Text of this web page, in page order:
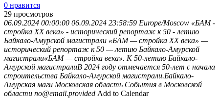
0 нравится
29 просмотров
06.09.2024 00:00:00 06.09.2024 23:58:59 Europe/Moscow «БАМ -
стройка ХХ века» - исторический репортаж к 50 - летию
Байкало-Амурской магистрали «БАМ — стройка ХХ века» —
исторический репортаж к 50 — летию Байкало-Амурской
магистрали«БАМ — стройка века». К 50-летию Байкало-
Амурской магистралиВ 2024 году отмечается 50-лет с начала
строительства Байкало-Амурской магистрали.Байкало-
Амурская маги Московская область События в Московской
области no@email.provided Add to Calendar